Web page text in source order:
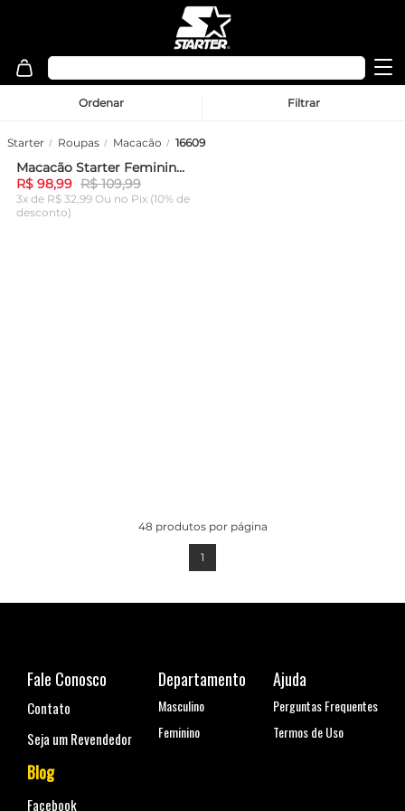
Ordenar Filtrar
Starter Roupas Macacão 16609
-10%Macacão Starter Feminino Com Abertura Nas Costas Mini Logo Preto
R$ 98,99 R$ 109,99
3x de R$ 32,99 Ou no Pix (10% de
desconto)
48 produtos por página
1
Fale Conosco
Contato
Seja um Revendedor
Blog
Facebook
Departamento
Masculino
Feminino
Ajuda
Perguntas Frequentes
Termos de Uso